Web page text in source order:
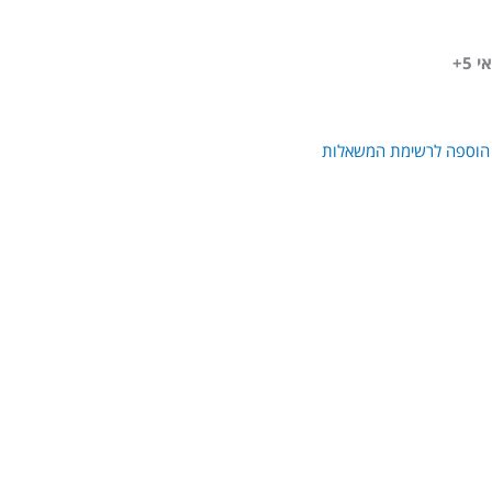
הוספה לרשימת המשאלות